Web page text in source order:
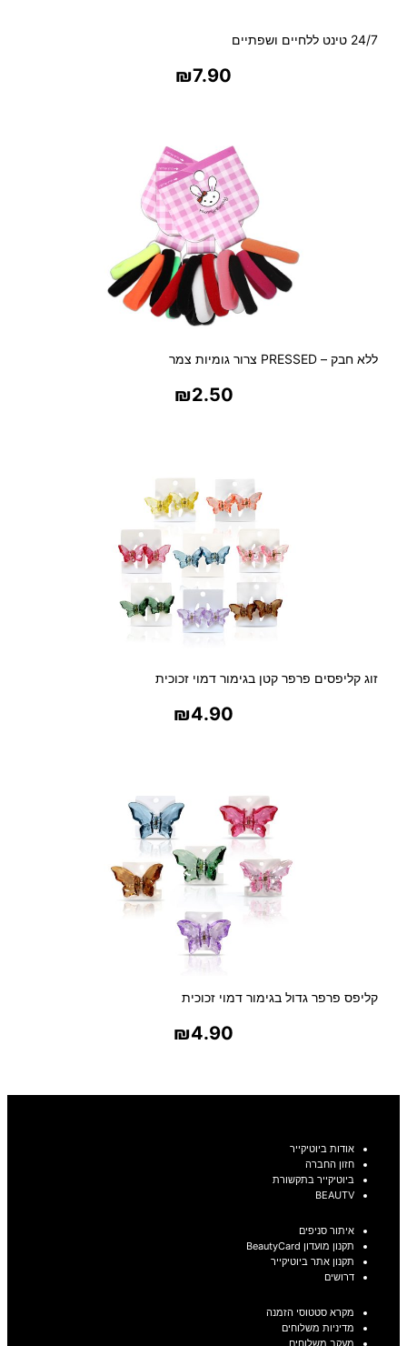
24/7 טינט ללחיים ושפתיים
₪7.90
ללא חבק – PRESSED צרור גומיות צמר
₪2.50
זוג קליפסים פרפר קטן בגימור דמוי זכוכית
₪4.90
קליפס פרפר גדול בגימור דמוי זכוכית
₪4.90
אודות ביוטיקייר
חזון החברה
ביוטיקייר בתקשורת
BEAUTV
איתור סניפים
תקנון מועדון BeautyCard
תקנון אתר ביוטיקייר
דרושים
מקרא סטטוסי הזמנה
מדיניות משלוחים
מעקב משלוחים